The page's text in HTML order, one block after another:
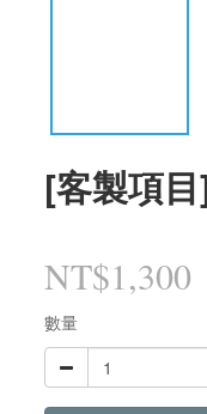
[客製項
NT$1,300
數量